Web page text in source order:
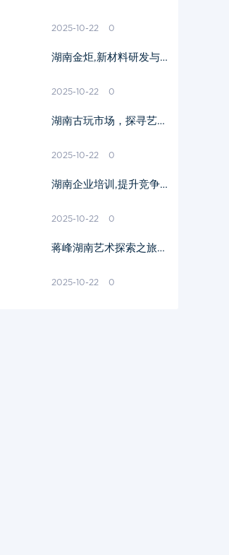
2025-10-22 0
湖南金炬,新材料研发与
响解析
2025-10-22 0
湖南古玩市场，探寻艺术
易指南
2025-10-22 0
湖南企业培训,提升竞争
2025-10-22 0
蒋峰湖南艺术探索之旅-
解析
2025-10-22 0